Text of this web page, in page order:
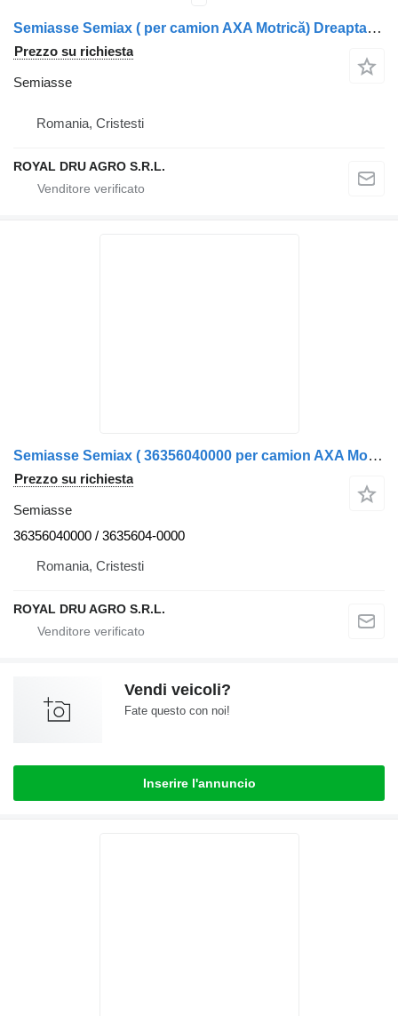
Semiasse Semiax ( per camion AXA Motrică) Dreapta Scania 15106 V.S. P.P
Prezzo su richiesta
Semiasse
Romania, Cristesti
ROYAL DRU AGRO S.R.L.
Semiasse Semiax ( 36356040000 per camion AXA Motrică Dreapta) MAN
Prezzo su richiesta
Semiasse
36356040000 / 3635604-0000
Romania, Cristesti
ROYAL DRU AGRO S.R.L.
Vendi veicoli?
Fate questo con noi!
Inserire l'annuncio